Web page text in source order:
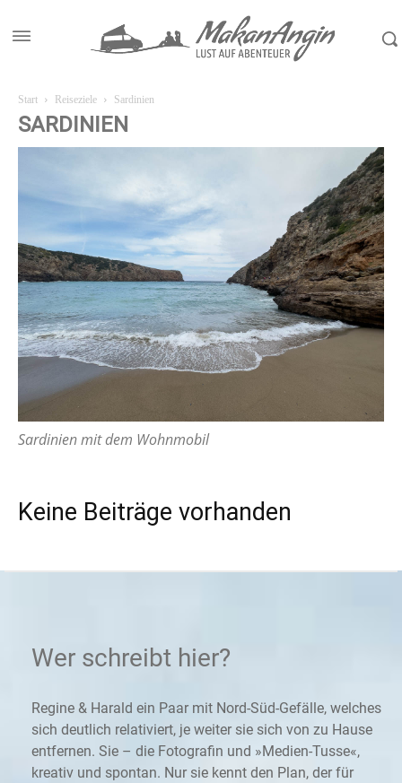
Start Reiseziele Sardinien
SARDINIEN
Sardinien mit dem Wohnmobil
Keine Beiträge vorhanden
Wer schreibt hier?
Regine & Harald ein Paar mit Nord-Süd-Gefälle, welches
sich deutlich relativiert, je weiter sie sich von zu Hause
entfernen. Sie – die Fotografin und »Medien-Tusse«,
kreativ und spontan. Nur sie kennt den Plan, der für